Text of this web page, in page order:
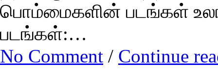
பொம்மைகளின் படங்கள் உலா
படங்கள்:…
No Comment / Continue